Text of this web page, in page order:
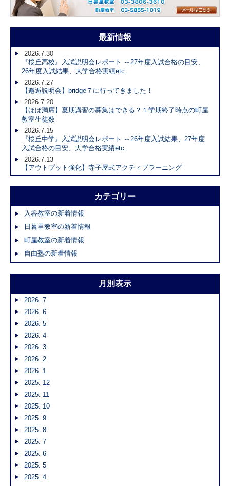
最新情報
2026.7.30
『桜丘高校』入試説明会レポート ～27年度入試合格の目安、
26年度入試結果、大学合格実績etc.
2026.7.27
【邂逅説明会】bridge７に行ってきました！
2026.7.20
【ほぼ満席】夏期講習の募集はできる？１学期終了時点の町屋
教室生徒数
2026.7.15
『桜丘中学』入試説明会レポート ～26年度入試結果、27年度
入試合格の目安、大学合格実績etc.
2026.7.13
【アウトプット強化】寺子屋式アクティブラーニング
カテゴリー
入谷教室の新着情報
日暮里教室の新着情報
町屋教室の新着情報
自由塾の新着情報
月別表示
2026. 7
2026. 6
2026. 5
2026. 4
2026. 3
2026. 2
2026. 1
2025. 12
2025. 11
2025. 10
2025. 9
2025. 8
2025. 7
2025. 6
2025. 5
2025. 4